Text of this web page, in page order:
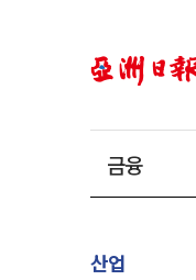
금융
산업